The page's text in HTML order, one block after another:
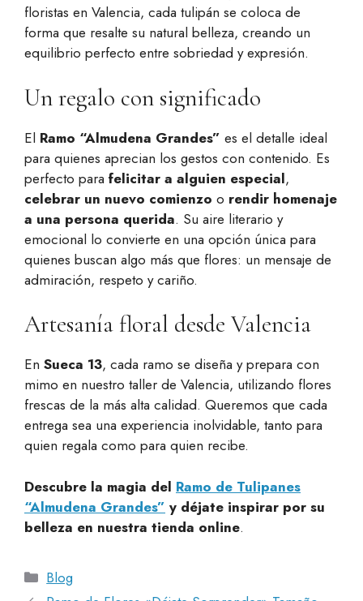
floristas en Valencia, cada tulipán se coloca de
forma que resalte su natural belleza, creando un
equilibrio perfecto entre sobriedad y expresión.
Un regalo con significado
El Ramo “Almudena Grandes” es el detalle ideal
para quienes aprecian los gestos con contenido. Es
perfecto para felicitar a alguien especial,
celebrar un nuevo comienzo o rendir homenaje
a una persona querida. Su aire literario y
emocional lo convierte en una opción única para
quienes buscan algo más que flores: un mensaje de
admiración, respeto y cariño.
Artesanía floral desde Valencia
En Sueca 13, cada ramo se diseña y prepara con
mimo en nuestro taller de Valencia, utilizando flores
frescas de la más alta calidad. Queremos que cada
entrega sea una experiencia inolvidable, tanto para
quien regala como para quien recibe.
Descubre la magia del Ramo de Tulipanes
“Almudena Grandes” y déjate inspirar por su
belleza en nuestra tienda online.
Categorías
Blog